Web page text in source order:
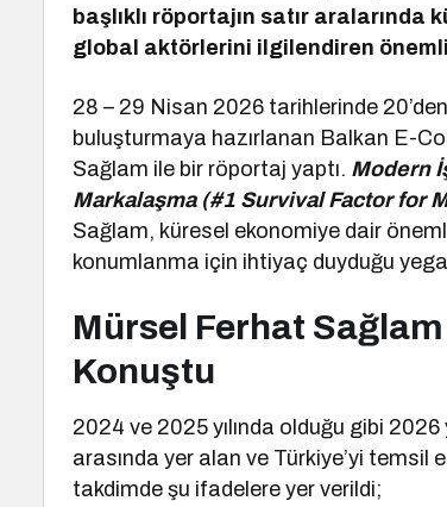
başlıklı röportajın satır
global aktörlerini ilgilendiren
28 – 29 Nisan 2026 tarihlerinde
buluşturmaya hazırlanan Balkan E-
Sağlam ile bir röportaj yaptı. Modern
Markalaşma (#1 Survival Factor for
Sağlam, küresel ekonomiye dair
konumlanma için ihtiyaç duyduğu
Mürsel Ferhat
Konuştu
2024 ve 2025 yılında olduğu gibi
arasında yer alan ve Türkiye’yi temsil
takdimde şu ifadelere yer verildi;